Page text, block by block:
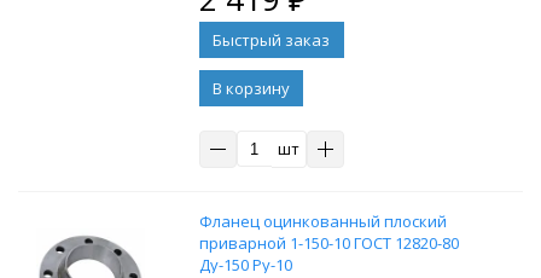
В корзину
шт
Фланец оцинкованный плоский
приварной 1-150-10 ГОСТ 12820-80
Ду-150 Ру-10